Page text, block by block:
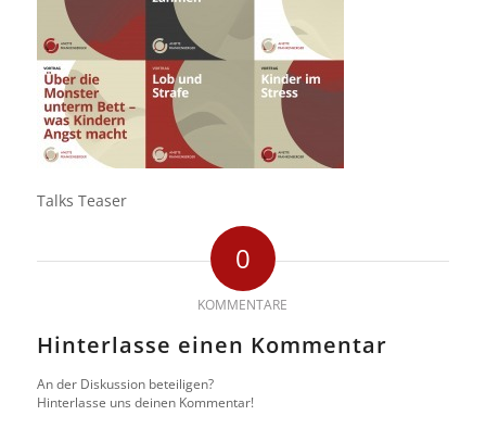
Talks Teaser
0
KOMMENTARE
Hinterlasse einen Kommentar
An der Diskussion beteiligen?
Hinterlasse uns deinen Kommentar!